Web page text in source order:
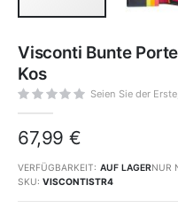
der
Bildgalerie
springen
Visconti Bunte
Kos
Seien Sie der
67,99 €
VERFÜGBARKEIT: AUF LAGERNUR
SKU VISCONTISTR4